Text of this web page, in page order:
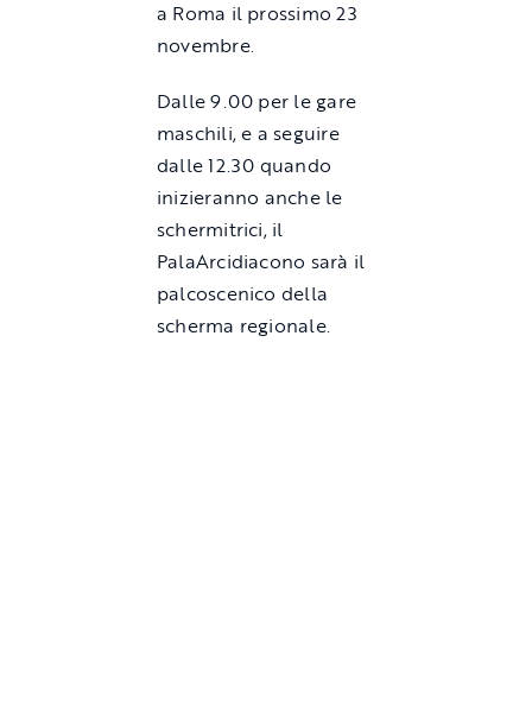
a Roma il prossimo 23
novembre.
Dalle 9.00 per le gare
maschili, e a seguire
dalle 12.30 quando
inizieranno anche le
schermitrici, il
PalaArcidiacono sarà il
palcoscenico della
scherma regionale.